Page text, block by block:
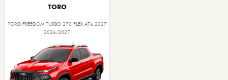
TORO
TORO FREEDOM TURBO 270 FLEX AT6 2027
2026/2027